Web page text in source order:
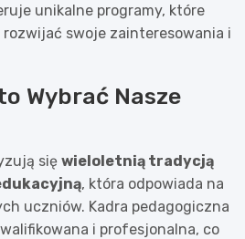
unikalne programy, które
swoje zainteresowania i
Wybrać Nasze
się wieloletnią tradycją
, która odpowiada na
uczniów. Kadra pedagogiczna
i profesjonalna, co